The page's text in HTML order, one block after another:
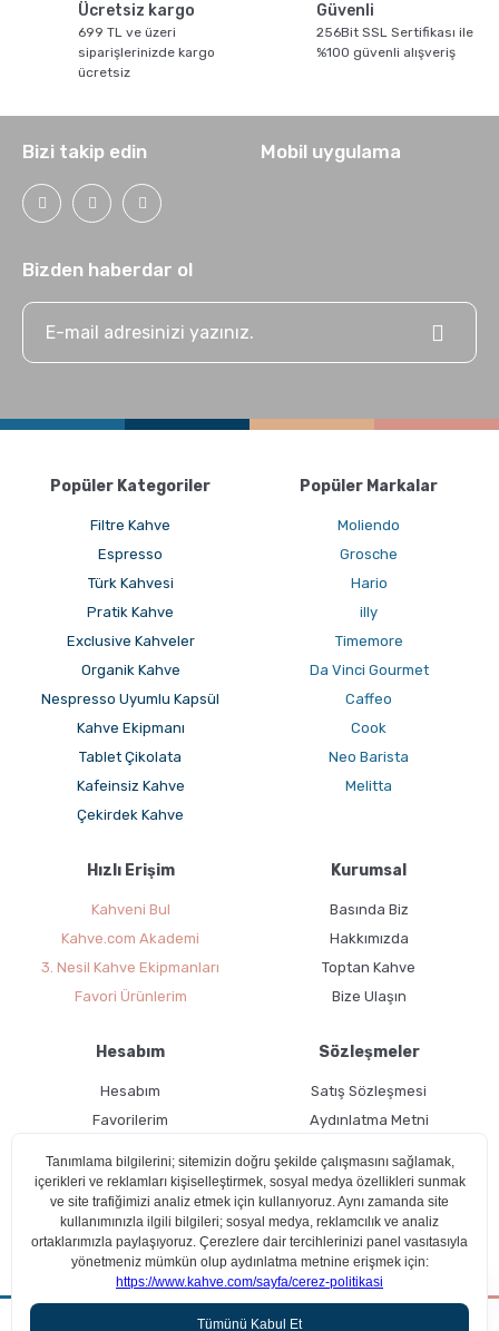
Ücretsiz kargo
699 TL ve üzeri
siparişlerinizde kargo
ücretsiz
Güvenli
256Bit SSL Sertifikası ile
%100 güvenli alışveriş
Bizi takip edin
Bizden haberdar ol
Mobil uygulama
Popüler Kategoriler
Filtre Kahve
Espresso
Türk Kahvesi
Pratik Kahve
Exclusive Kahveler
Organik Kahve
Nespresso Uyumlu Kapsül
Kahve Ekipmanı
Tablet Çikolata
Kafeinsiz Kahve
Çekirdek Kahve
Popüler Markalar
Moliendo
Grosche
Hario
illy
Timemore
Da Vinci Gourmet
Caffeo
Cook
Neo Barista
Melitta
Hızlı Erişim
Kahveni Bul
Kahve.com Akademi
3. Nesil Kahve Ekipmanları
Favori Ürünlerim
Kurumsal
Basında Biz
Hakkımızda
Toptan Kahve
Bize Ulaşın
Hesabım
Hesabım
Favorilerim
Ücretsiz Üyelik
Sözleşmeler
Satış Sözleşmesi
Aydınlatma Metni
Kullanım Koşulları
Çerez Politikası
Aradığın kahveyi beraber bulalım!